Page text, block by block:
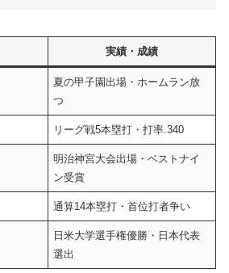
実績・成績
夏の甲子園出場・ホームラン放
つ
リーグ戦5本塁打・打率.340
明治神宮大会出場・ベストナイ
ン受賞
通算14本塁打・首位打者争い
日米大学選手権優勝・日本代表
選出